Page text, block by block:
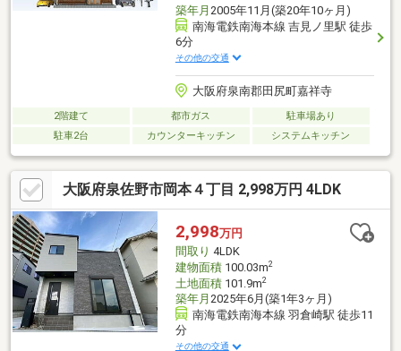
築年月 2005年11月(築20年10ヶ月)
南海電鉄南海本線 吉見ノ里駅 徒歩
6分
その他の交通
大阪府泉南郡田尻町嘉祥寺
2階建て 都市ガス
駐車場あり
駐車2台
カウンターキッチン システムキッチン
大阪府泉佐野市岡本４丁目 2,998万円 4LDK
2,998万円
間取り 4LDK
建物面積100.03m2
土地面積101.9m2
築年月 2025年6月(築1年3ヶ月)
南海電鉄南海本線 羽倉崎駅 徒歩11
分
その他の交通